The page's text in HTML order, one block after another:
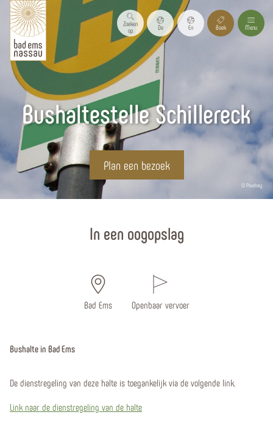
Zoeken
op
De En Boek Menu
© Pixabay
Bushaltestelle Schillereck
Plan een bezoek
In een oogopslag
Bad Ems Openbaar vervoer
Bushalte in Bad Ems
De dienstregeling van deze halte is toegankelijk via de volgende link.
Link naar de dienstregeling van de halte